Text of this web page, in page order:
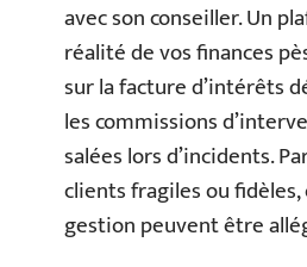
avec son conseiller. Un
réalité de vos finances
sur la facture d’intérêts
les commissions
salées lors d’incidents.
clients fragiles ou
gestion peuvent être